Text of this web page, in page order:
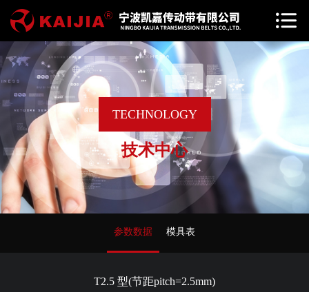
TECHNOLOGY
技术中心
参数数据 模具表
T2.5 型(节距pitch=2.5mm)